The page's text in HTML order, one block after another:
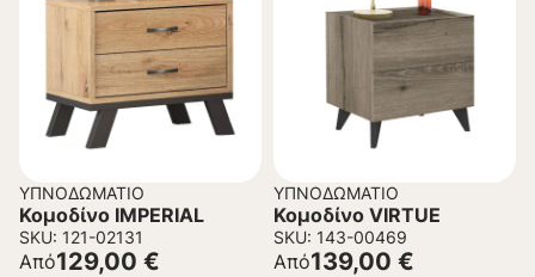
ΥΠΝΟΔΩΜΆΤΙΟ
Κομοδίνο IMPERIAL
SKU: 121-02131
Από129,00 €
ΥΠΝΟΔΩΜΆΤΙΟ
Κομοδίνο VIRTUE
SKU: 143-00469
Από139,00 €